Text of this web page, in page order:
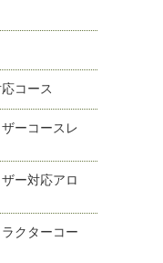
コース
ーコースレ
ー対応アロ
クターコー